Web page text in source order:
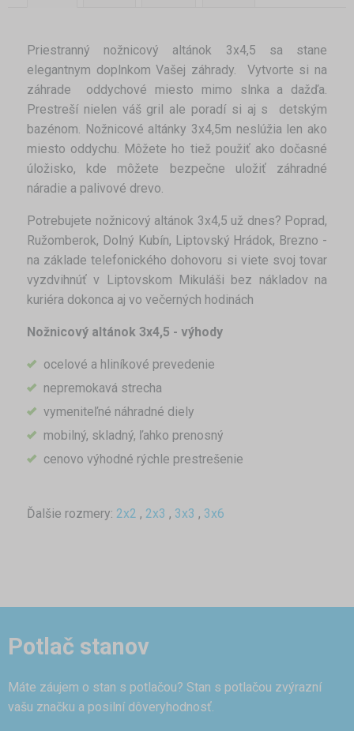
Priestranný nožnicový altánok 3x4,5 sa stane
elegantnym doplnkom Vašej záhrady. Vytvorte si na
záhrade oddychové miesto mimo slnka a dažďa.
Prestreší nielen váš gril ale poradí si aj s detským
bazénom. Nožnicové altánky 3x4,5m neslúžia len ako
miesto oddychu. Môžete ho tiež použiť ako dočasné
úložisko, kde môžete bezpečne uložiť záhradné
náradie a palivové drevo.
Potrebujete nožnicový altánok 3x4,5 už dnes? Poprad,
Ružomberok, Dolný Kubín, Liptovský Hrádok, Brezno -
na základe telefonického dohovoru si viete svoj tovar
vyzdvihnúť v Liptovskom Mikuláši bez nákladov na
kuriéra dokonca aj vo večerných hodinách
Nožnicový altánok 3x4,5 - výhody
ocelové a hliníkové prevedenie
nepremokavá strecha
vymeniteľné náhradné diely
mobilný, skladný, ľahko prenosný
cenovo výhodné rýchle prestrešenie
Ďalšie rozmery: 2x2 , 2x3 , 3x3 , 3x6
Potlač stanov
Máte záujem o stan s potlačou? Stan s potlačou zvýrazní
vašu značku a posilní dôveryhodnosť.